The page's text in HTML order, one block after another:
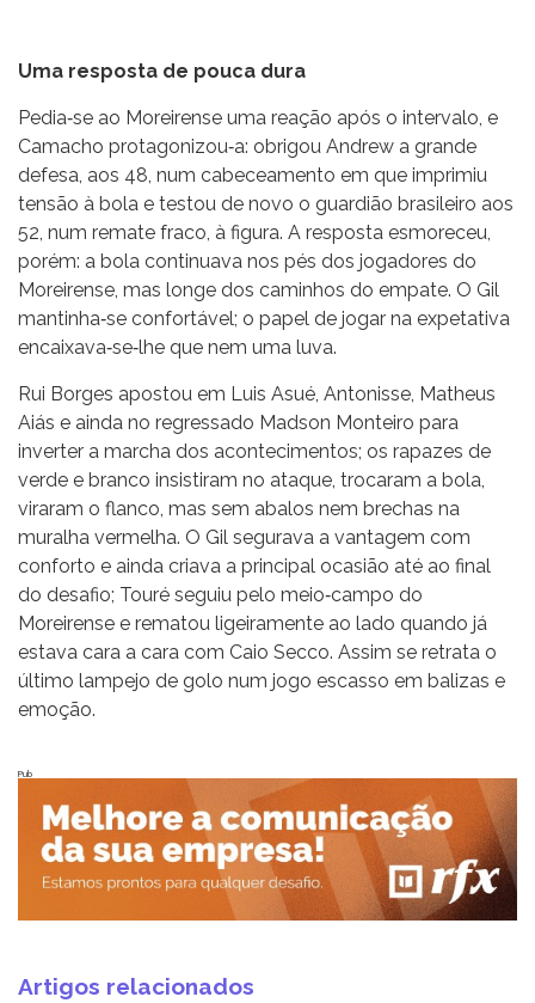
Uma resposta de pouca dura
Pedia‐se ao Moreirense uma reação após o intervalo, e
Camacho protagonizou‐a: obrigou Andrew a grande
defesa, aos 48, num cabeceamento em que imprimiu
tensão à bola e testou de novo o guardião brasileiro aos
52, num remate fraco, à figura. A resposta esmoreceu,
porém: a bola continuava nos pés dos jogadores do
Moreirense, mas longe dos caminhos do empate. O Gil
mantinha‐se confortável; o papel de jogar na expetativa
encaixava‐se‐lhe que nem uma luva.
Rui Borges apostou em Luis Asué, Antonisse, Matheus
Aiás e ainda no regressado Madson Monteiro para
inverter a marcha dos acontecimentos; os rapazes de
verde e branco insistiram no ataque, trocaram a bola,
viraram o flanco, mas sem abalos nem brechas na
muralha vermelha. O Gil segurava a vantagem com
conforto e ainda criava a principal ocasião até ao final
do desafio; Touré seguiu pelo meio‐campo do
Moreirense e rematou ligeiramente ao lado quando já
estava cara a cara com Caio Secco. Assim se retrata o
último lampejo de golo num jogo escasso em balizas e
emoção.
Pub
Artigos relacionados